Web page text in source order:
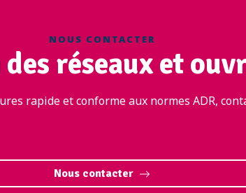
NOUS CONTACTER
réseaux et
rapide et conforme aux normes ADR,
Nous contacter